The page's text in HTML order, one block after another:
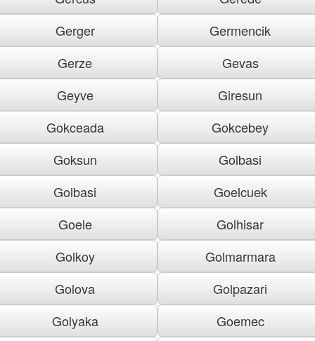
Gerger
Germencik
Gerze
Gevas
Geyve
Giresun
Gokceada
Gokcebey
Goksun
Golbasi
Golbasi
Goelcuek
Goele
Golhisar
Golkoy
Golmarmara
Golova
Golpazari
Golyaka
Goemec